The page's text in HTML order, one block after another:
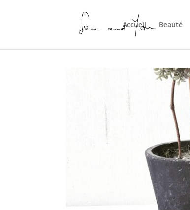
Accueil Beauté